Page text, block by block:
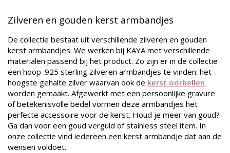
Zilveren en gouden kerst armbandjes
De collectie bestaat uit verschillende zilveren en gouden
kerst armbandjes. We werken bij KAYA met verschillende
materialen passend bij het product. Zo zijn er in de collectie
een hoop .925 sterling zilveren armbandjes te vinden: het
hoogste gehalte zilver waarvan ook de kerst oorbellen
worden gemaakt. Afgewerkt met een persoonlijke gravure
of betekenisvolle bedel vormen deze armbandjes het
perfecte accessoire voor de kerst. Houd je meer van goud?
Ga dan voor een goud verguld of stainless steel item. In
onze collectie vind iedereen een kerst armbandje dat aan de
wensen voldoet.